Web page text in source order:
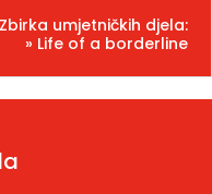
Zbirka umjetničkih djela:
» Life of a borderline